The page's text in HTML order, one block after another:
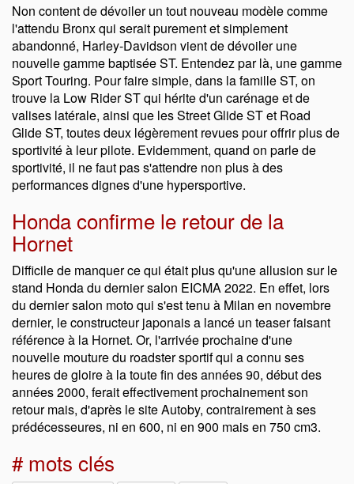
Non content de dévoiler un tout nouveau modèle comme
l'attendu Bronx qui serait purement et simplement
abandonné, Harley-Davidson vient de dévoiler une
nouvelle gamme baptisée ST. Entendez par là, une gamme
Sport Touring. Pour faire simple, dans la famille ST, on
trouve la Low Rider ST qui hérite d'un carénage et de
valises latérale, ainsi que les Street Glide ST et Road
Glide ST, toutes deux légèrement revues pour offrir plus de
sportivité à leur pilote. Evidemment, quand on parle de
sportivité, il ne faut pas s'attendre non plus à des
performances dignes d'une hypersportive.
Honda confirme le retour de la
Hornet
Difficile de manquer ce qui était plus qu'une allusion sur le
stand Honda du dernier salon EICMA 2022. En effet, lors
du dernier salon moto qui s'est tenu à Milan en novembre
dernier, le constructeur japonais a lancé un teaser faisant
référence à la Hornet. Or, l'arrivée prochaine d'une
nouvelle mouture du roadster sportif qui a connu ses
heures de gloire à la toute fin des années 90, début des
années 2000, ferait effectivement prochainement son
retour mais, d'après le site Autoby, contrairement à ses
prédécesseures, ni en 600, ni en 900 mais en 750 cm3.
# mots clés